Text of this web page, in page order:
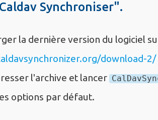
Synchroniser".
la dernière version du logiciel
download-2/
l'archive et lancer
options par défaut.